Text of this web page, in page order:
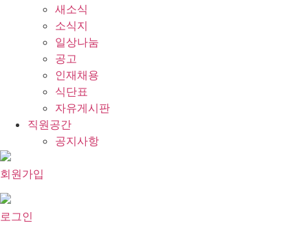
새소식
소식지
일상나눔
공고
인재채용
식단표
자유게시판
직원공간
공지사항
회원가입
로그인